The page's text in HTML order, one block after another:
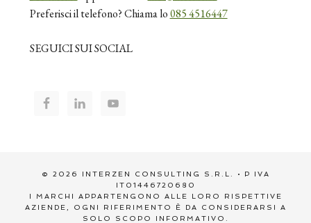
Preferisci il telefono? Chiama lo085 4516447
SEGUICI SUI SOCIAL
© 2026 INTERZEN CONSULTING S.R.L. • P IVA
IT01446720680
I MARCHI APPARTENGONO ALLE LORO RISPETTIVE
AZIENDE, OGNI RIFERIMENTO È DA CONSIDERARSI A
SOLO SCOPO INFORMATIVO.